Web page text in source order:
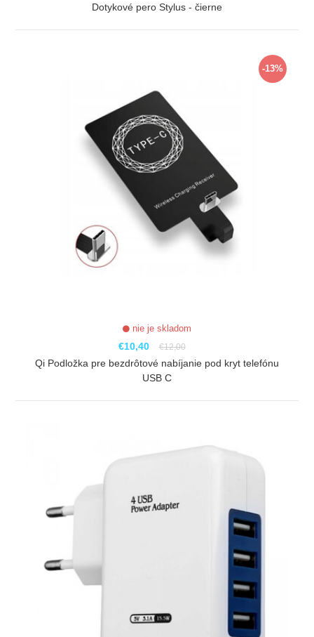
Dotykové pero Stylus - čierne
-13%
nie je skladom
€10,40 €12,00
Qi Podložka pre bezdrôtové nabíjanie pod kryt telefónu
USB C